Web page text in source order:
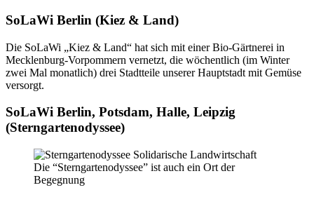
SoLaWi Berlin (Kiez & Land)
Die SoLaWi „Kiez & Land“ hat sich mit einer Bio-Gärtnerei in
Mecklenburg-Vorpommern vernetzt, die wöchentlich (im Winter
zwei Mal monatlich) drei Stadtteile unserer Hauptstadt mit Gemüse
versorgt.
SoLaWi Berlin, Potsdam, Halle, Leipzig
(Sterngartenodyssee)
Die “Sterngartenodyssee” ist auch ein Ort der
Begegnung